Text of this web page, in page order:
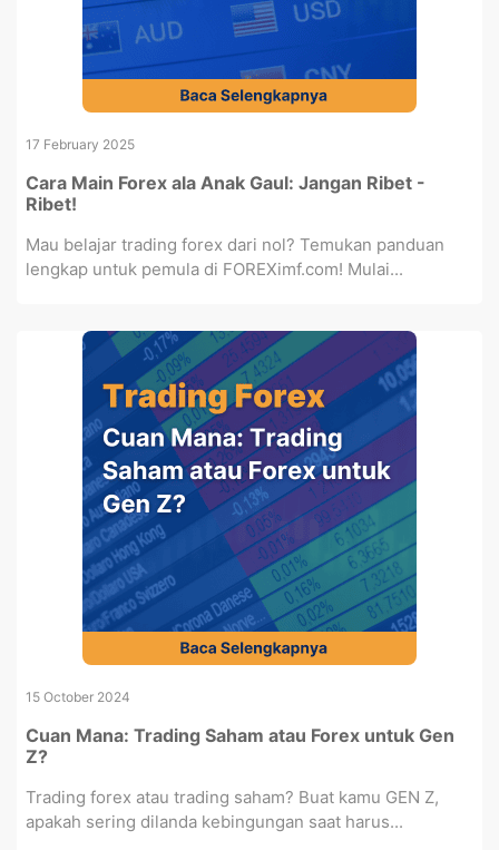
17 February 2025
Cara Main Forex ala Anak Gaul: Jangan Ribet -
Ribet!
Mau belajar trading forex dari nol? Temukan panduan
lengkap untuk pemula di FOREXimf.com! Mulai...
15 October 2024
Cuan Mana: Trading Saham atau Forex untuk Gen
Z?
Trading forex atau trading saham? Buat kamu GEN Z,
apakah sering dilanda kebingungan saat harus...